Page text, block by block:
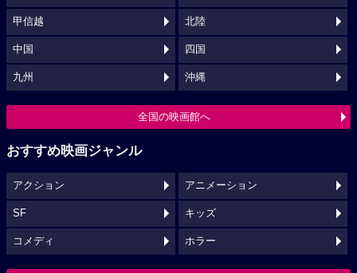
甲信越 北陸
中国 四国
九州 沖縄
全国の映画館へ
おすすめ映画ジャンル
アクション アニメーション
SF キッズ
コメディ ホラー